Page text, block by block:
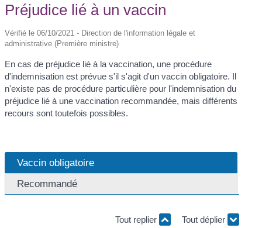
Préjudice lié à un vaccin
Vérifié le 06/10/2021 - Direction de l'information légale et
administrative (Première ministre)
En cas de préjudice lié à la vaccination, une procédure
d'indemnisation est prévue s'il s'agit d'un vaccin obligatoire. Il
n'existe pas de procédure particulière pour l'indemnisation du
préjudice lié à une vaccination recommandée, mais différents
recours sont toutefois possibles.
Vaccin obligatoire
Recommandé
Tout replier Tout déplier